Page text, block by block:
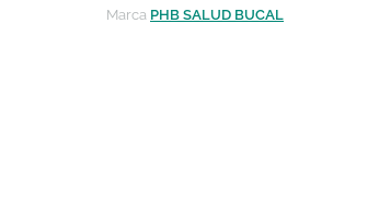
Marca PHB SALUD BUCAL